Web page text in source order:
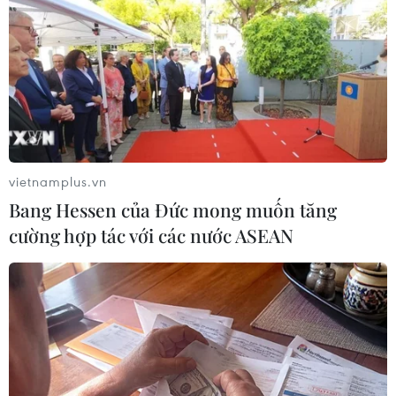
TIN LIÊN QUAN
vietnamplus.vn
Bang Hessen của Đức mong muốn tăng
cường hợp tác với các nước ASEAN